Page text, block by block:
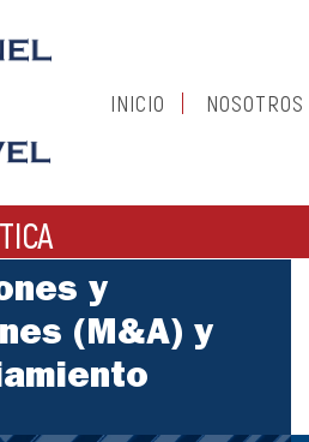
INICIO NOSOTROS
y
(M&A) y